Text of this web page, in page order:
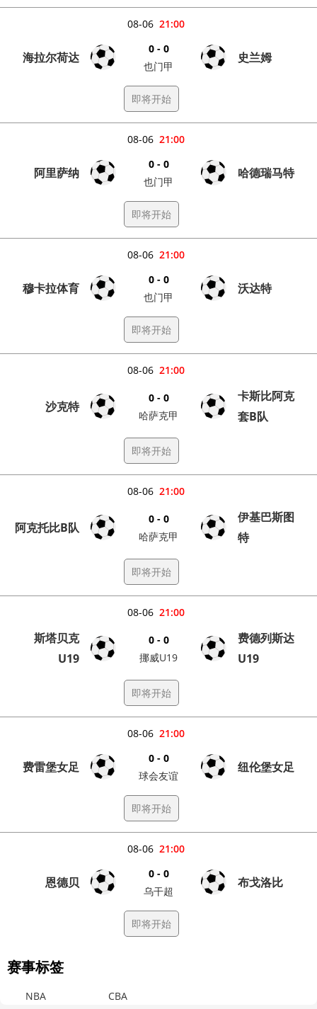
21:00
08-06
海拉尔荷达
0 - 0
也门甲
史兰姆
即将开始
21:00
08-06
阿里萨纳
0 - 0
也门甲
哈德瑞马特
即将开始
21:00
08-06
穆卡拉体育
0 - 0
也门甲
沃达特
即将开始
21:00
08-06
沙克特
0 - 0
哈萨克甲
卡斯比阿克
套B队
即将开始
21:00
08-06
阿克托比B队
0 - 0
哈萨克甲
伊基巴斯图
特
即将开始
21:00
08-06
斯塔贝克
U19
0 - 0
挪威U19
费德列斯达
U19
即将开始
21:00
08-06
费雷堡女足
0 - 0
球会友谊
纽伦堡女足
即将开始
21:00
08-06
恩德贝
0 - 0
乌干超
布戈洛比
即将开始
赛事标签
NBA CBA